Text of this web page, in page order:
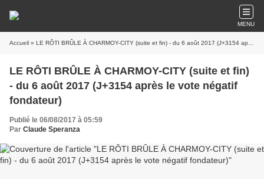
MENU
Accueil » LE RÔTI BRÛLE À CHARMOY-CITY (suite et fin) - du 6 août 2017 (J+3154 après le vote négatif fondateur)
LE RÔTI BRÛLE À CHARMOY-CITY (suite et fin)
- du 6 août 2017 (J+3154 après le vote négatif
fondateur)
Publié le 06/08/2017 à 05:59
Par Claude Speranza